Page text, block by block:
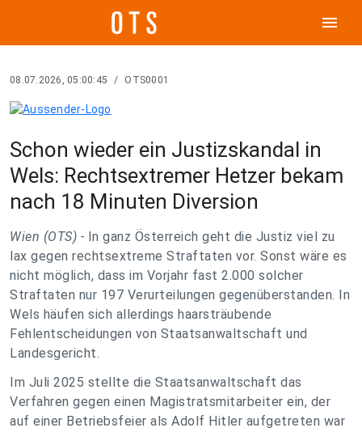
menu
08.07.2026, 05:00:45 / OTS0001
Schon wieder ein Justizskandal in
Wels: Rechtsextremer Hetzer bekam
nach 18 Minuten Diversion
Wien (OTS) - In ganz Österreich geht die Justiz viel zu
lax gegen rechtsextreme Straftaten vor. Sonst wäre es
nicht möglich, dass im Vorjahr fast 2.000 solcher
Straftaten nur 197 Verurteilungen gegenüberstanden. In
Wels häufen sich allerdings haarsträubende
Fehlentscheidungen von Staatsanwaltschaft und
Landesgericht.
Im Juli 2025 stellte die Staatsanwaltschaft das
Verfahren gegen einen Magistratsmitarbeiter ein, der
auf einer Betriebsfeier als Adolf Hitler aufgetreten war